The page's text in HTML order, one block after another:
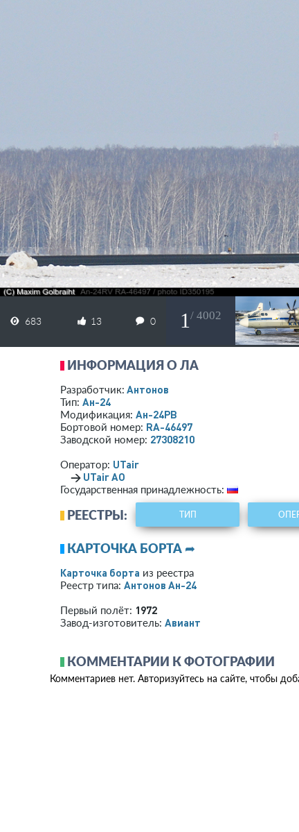
683 13 0 1 / 4002
ИНФОРМАЦИЯ О ЛА
Разработчик: Антонов
Тип: Ан-24
Модификация: Ан-24РВ
Бортовой номер: RA-46497
Заводской номер: 27308210
Оператор: UTair
→ UTair АО
Государственная принадлежность:
РЕЕСТРЫ: ТИП
КАРТОЧКА БОРТА ➦
Карточка борта из реестра
Реестр типа: Антонов Ан-24
Первый полёт: 1972
Завод-изготовитель: Авиант
КОММЕНТАРИИ К ФОТОГРАФИИ
Комментариев нет. Авторизуйтесь на сайте, чтобы